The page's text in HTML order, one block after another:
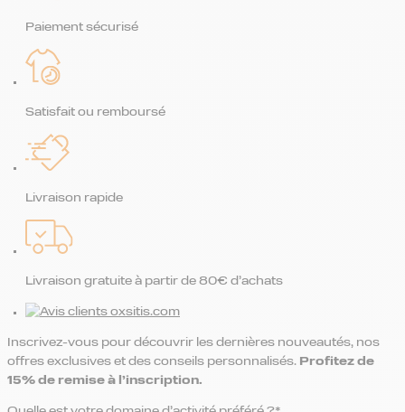
Paiement sécurisé
Satisfait ou remboursé
Livraison rapide
Livraison gratuite à partir de 80€ d’achats
Inscrivez-vous pour découvrir les dernières nouveautés, nos
offres exclusives et des conseils personnalisés. Profitez de
15% de remise à l’inscription.